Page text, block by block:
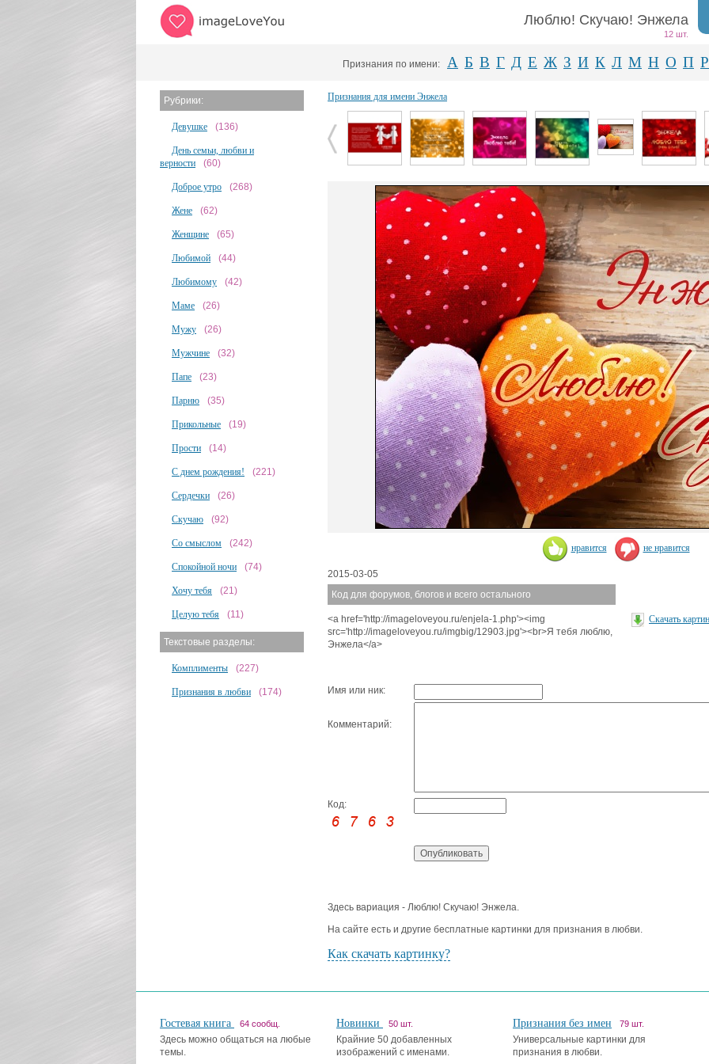
Люблю! Скучаю! Энжела
12 шт.
Признания по имени: А Б В Г Д Е Ж З И К Л М Н О П Р
Рубрики:
Девушке (136)
День семьи, любви и
верности
(60)
Доброе утро (268)
Жене (62)
Женщине (65)
Любимой (44)
Любимому (42)
Маме (26)
Мужу (26)
Мужчине (32)
Папе (23)
Парню (35)
Прикольные (19)
Прости (14)
С днем рождения! (221)
Сердечки (26)
Скучаю (92)
Со смыслом (242)
Спокойной ночи (74)
Хочу тебя (21)
Целую тебя (11)
Текстовые разделы:
Комплименты (227)
Признания в любви (174)
Признания для имени Энжела
нравится не нравится
2015-03-05
Код для форумов, блогов и всего остального
<a href='http://imageloveyou.ru/enjela-1.php'><img
src='http://imageloveyou.ru/imgbig/12903.jpg'><br>Я тебя люблю,
Энжела</a>
Скачать
Имя или ник:
Комментарий:
Код:
Здесь вариация - Люблю! Скучаю! Энжела.
На сайте есть и другие бесплатные картинки для признания в любви.
Как скачать картинку?
Гостевая книга 64 сообщ.
Здесь можно общаться на любые
темы.
Новинки 50 шт.
Крайние 50 добавленных
изображений с именами.
Признания без имен 79 шт.
Универсальные картинки для
признания в любви.